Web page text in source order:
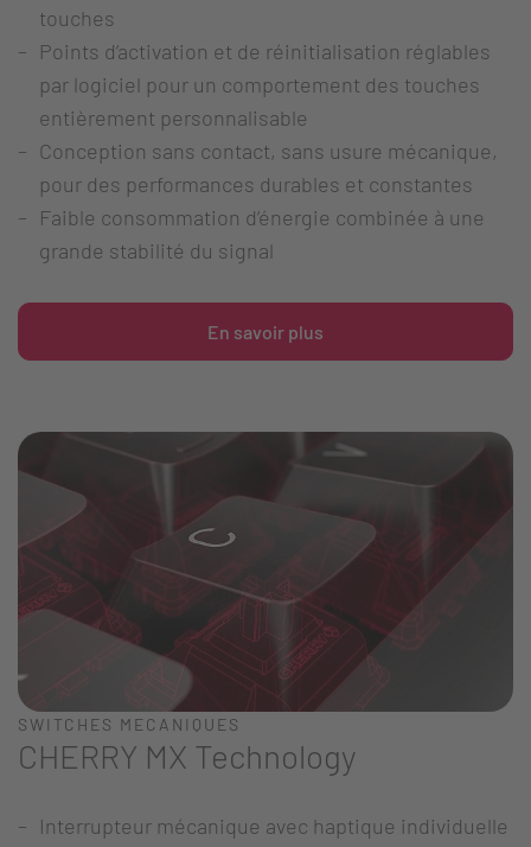
touches
Points d’activation et de réinitialisation réglables
par logiciel pour un comportement des touches
entièrement personnalisable
Conception sans contact, sans usure mécanique,
pour des performances durables et constantes
Faible consommation d’énergie combinée à une
grande stabilité du signal
En savoir plus
SWITCHES MECANIQUES
CHERRY MX Technology
Interrupteur mécanique avec haptique individuelle